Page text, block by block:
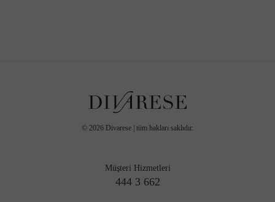
© 2026 Divarese | tüm hakları saklıdır.
Müşteri Hizmetleri
444 3 662